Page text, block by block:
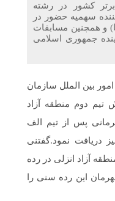
کشور در رشته
شرکت کننده سهمیه حضور در
و همچنین مسابقات
جمهوری اسلامی
بین الملل سازمان
تیم دوم منطقه آزاد
پس از تیم الف
دریافت نمود.گفتنی
آزاد انزلی در رده
این رده سنی را